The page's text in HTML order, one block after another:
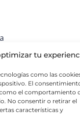
tu
como las
El
el comportamiento
No consentir o retirar el
características y